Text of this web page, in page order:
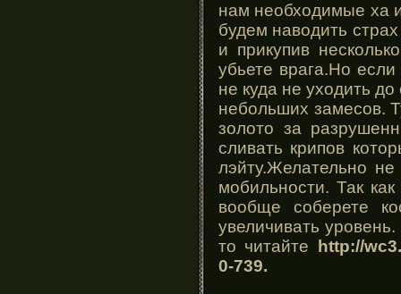
нам необходимые ха
будем наводить
и прикупив
убьете врага.Но
не куда не уходить
небольших замесов.
золото за
сливать крипов
лэйту.Желательно
мобильности. Так
вообще соберете
увеличивать
то читайте http://
0-739.